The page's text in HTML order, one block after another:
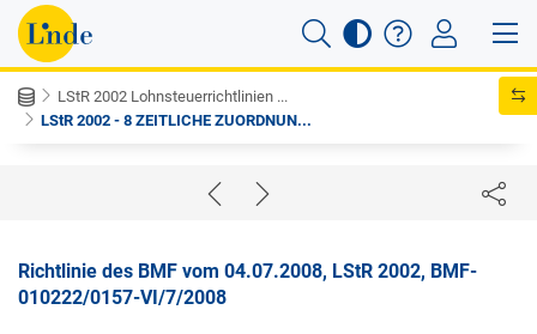
LStR 2002 Lohnsteuerrichtlinien ...
LStR 2002 - 8 ZEITLICHE ZUORDNUN...
Richtlinie des BMF vom 04.07.2008, LStR 2002, BMF-
010222/0157-VI/7/2008